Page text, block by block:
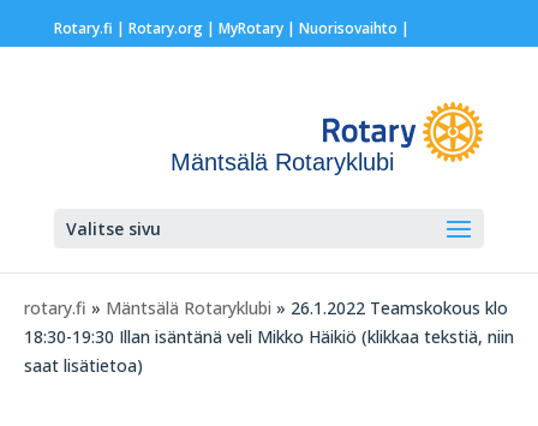
Rotary.fi | Rotary.org| MyRotary | Nuorisovaihto |
Mäntsälä Rotaryklubi
Valitse sivu
rotary.fi » Mäntsälä Rotaryklubi » 26.1.2022 Teamskokous klo
18:30-19:30 Illan isäntänä veli Mikko Häikiö (klikkaa tekstiä, niin
saat lisätietoa)